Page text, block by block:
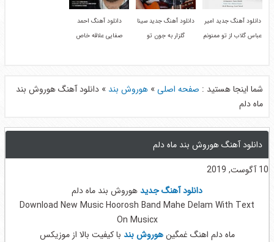
دانلود آهنگ جدید امیر
عباس گلاب از تو ممنونم
دانلود آهنگ جدید سینا
گلزار به جون تو
دانلود آهنگ احمد
صفایی علاقه خاص
شما اینجا هستید : صفحه اصلی» هوروش بند » دانلود آهنگ هوروش بند
ماه دلم
دانلود آهنگ هوروش بند ماه دلم
10 آگوست, 2019
دانلود آهنگ جدیدهوروش بند ماه دلم
Download New Music Hoorosh Band Mahe Delam With Text
On Musicx
ماه دلم اهنگ غمگینهوروش بند با کیفیت بالا از موزیکس